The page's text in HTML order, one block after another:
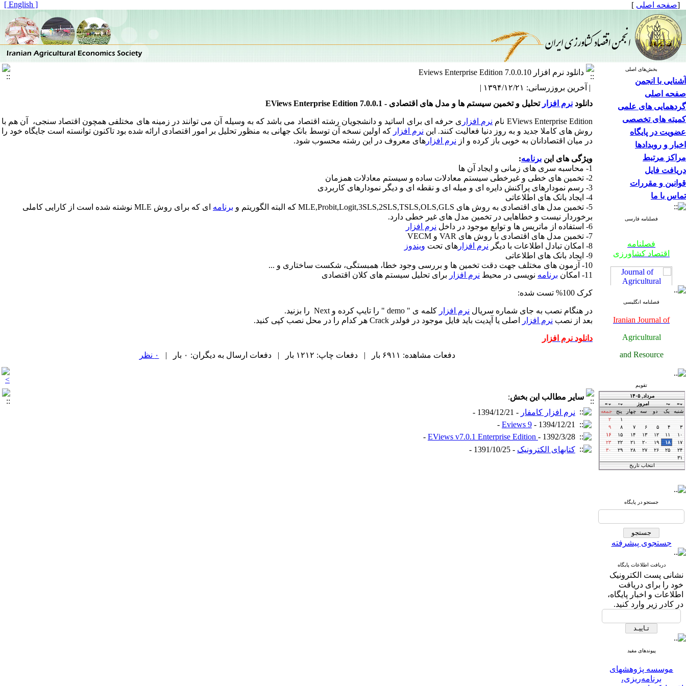
[صفحه اصلی ]
[ English ]
بخش‌های اصلی
آشنایی با انجمن
صفحه اصلی
گردهمایی های علمی
کمیته های تخصصی
عضویت در پایگاه
اخبار و روبدادها
مراکز مرتبط
دریافت فایل
قوانین و مقررات
تماس با ما
فصلنامه فارسی
فصلنامه
اقتصاد کشاورزی
اقتصاد کشاورزی
فصلنامه
اقتصاد کشاورزی
فصلنامه
فصلنامه انگلیسی
Iranian Journal of
Agricultural
and Resource
Agricultural
Economics
he International Journal of
Agricultural Managment
and Development
IJAMAD
تقویم
جستجو در پایگاه
جستجوی پیشرفته
دریافت اطلاعات پایگاه
نشانی پست الکترونیک
خود را برای دریافت
اطلاعات و اخبار پایگاه،
در کادر زیر وارد کنید.
پیوندهای مفید
موسسه پژوهشهای
برنامه‌ریزی،
دانلود نرم افزار Eviews Enterprise Edition 7.0.0.10
| آخرین بروزرسانی: ۱۳۹۴/۱۲/۲۱ |
دانلود نرم افزار تحلیل و تخمین سیستم ها و مدل های اقتصادی - EViews Enterprise Edition 7.0.0.1
EViews Enterprise Edition نام نرم افزار ی حرفه ای برای اساتید و دانشجویان رشته اقتصاد می باشد که به وسیله آن می توانند در زمینه های مختلفی همچون اقتصاد سنجی، آن هم با
روش های کاملا جدید و به روز دنیا فعالیت کنند. این نرم افزار که اولین نسخه آن توسط بانک جهانی به منظور تحلیل بر امور اقتصادی ارائه شده بود تاکنون توانسته است جایگاه خود را
در میان اقتصادانان به خوبی باز کرده و از نرم افزار های معروف در این رشته محسوب شود.
ویژگی های این برنامه:
1- محاسبه سری های زمانی و ایجاد آن ها
2- تخمین های خطی و غیرخطی سیستم معادلات ساده و سیستم معادلات همزمان
3- رسم نمودارهای پراکنش دایره ای و میله ای و نقطه ای و دیگر نمودارهای کاربردی
4- ایجاد بانک های اطلاعاتی
5- تخمین مدل های اقتصادی به روش های MLE,Probit,Logit,3SLS,2SLS,TSLS,OLS,GLS که البته الگوریتم و
برنامه
ای که برای روش MLE نوشته شده است از کارایی کاملی
برخوردار نیست و خطاهایی در تخمین مدل های غیر خطی دارد.
6- استفاده از ماتریس ها و توابع موجود در داخل
نرم افزار
7- تخمین مدل های اقتصادی با روش های VAR و VECM
8- امکان تبادل اطلاعات با دیگر
نرم افزار های تحت ویندوز
9- ایجاد بانک های اطلاعاتی
10- آزمون های مختلف جهت دقت تخمین ها و بررسی وجود خطا، همبستگی، شکست ساختاری و ...
11- امکان
برنامه نویسی در محیط نرم افزار برای تحلیل سیستم های کلان اقتصادی
کرک 100% تست شده:
در هنگام نصب به جای شماره سریال نرم افزار کلمه ی " demo " را تایپ کرده و Next را بزنید.
بعد از نصب نرم افزار اصلی یا آپدیت باید فایل موجود در فولدر Crack‌ هر کدام را در محل نصب کپی کنید.
دانلود نرم افزار
دفعات مشاهده: ۶۹۱۱ بار | دفعات چاپ: ۱۲۱۲ بار | دفعات ارسال به دیگران: ۰ بار |
۰ نظر
سایر مطالب این بخش:
نرم افزار کامفار - 1394/12/21 -
Eviews 9 - 1394/12/21 -
EViews v7.0.1 Enterprise Edition - 1392/3/28 -
کتابهای الکترونیک - 1391/10/25 -